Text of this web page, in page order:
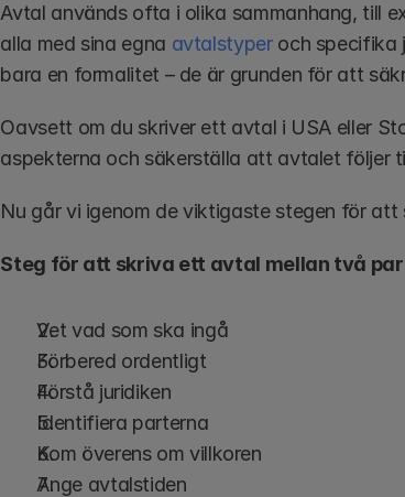
Avtal används ofta i olika sammanhang, till
alla med sina egna avtalstyper och specifika
bara en formalitet – de är grunden för att
Oavsett om du skriver ett avtal i USA eller
aspekterna och säkerställa att avtalet följer
Nu går vi igenom de viktigaste stegen för
Steg för att skriva ett avtal mellan två
Vet vad som ska ingå
Förbered ordentligt
Förstå juridiken
Identifiera parterna
Kom överens om villkoren
Ange avtalstiden